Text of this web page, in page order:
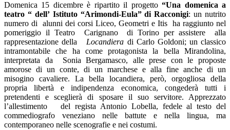
Domenica 15 dicembre è ripartito il progetto“Una domenica a
teatro “ dell’ Istituto “Arimondi-Eula” di Racconigi: un nutrito
numero di
alunni dei corsi Liceo, Geometri e Itis ha raggiunto nel
pomeriggio il Teatro
Carignano di Torino per assistere
alla
rappresentazione della
Locandiera di Carlo Goldoni; un classico
intramontabile che ha come protagonista la bella Mirandolina,
interpretata da
Sonia Bergamasco, alle prese con le proposte
amorose di un conte, di un marchese e alla fine anche di un
misogino cavaliere. La bella locandiera, però, orgogliosa della
propria libertà e indipendenza economica, congederà tutti i
pretendenti e sceglierà di sposare il suo servitore. Apprezzato
l’allestimento
del regista Antonio Lobella, fedele al testo del
commediografo veneziano nelle battute e nella lingua, ma
contemporaneo nelle scenografie e nei costumi.